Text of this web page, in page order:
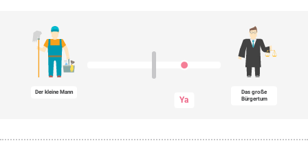
Der kleine Mann
Ya
Das große
Bürgertum